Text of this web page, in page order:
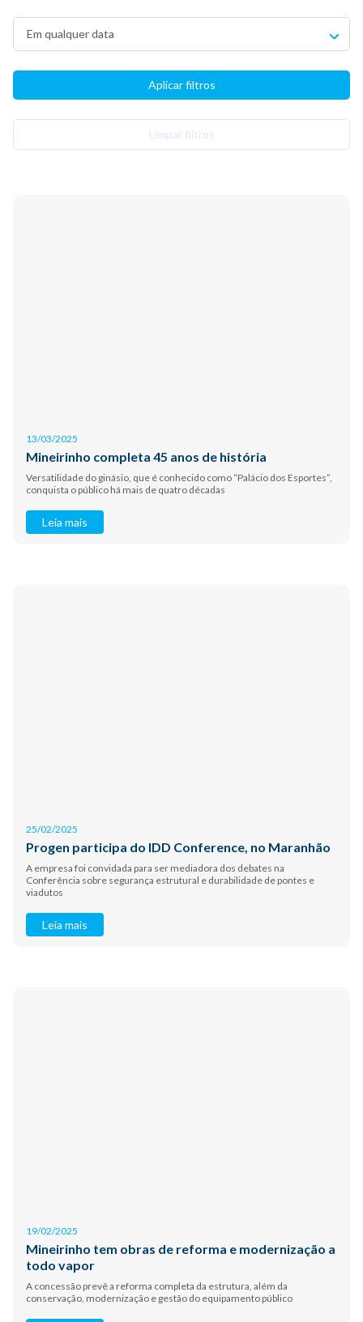
Limpar filtros
13/03/2025
Mineirinho completa 45 anos de história
Versatilidade do ginásio, que é conhecido como “Palácio dos Esportes”,
conquista o público há mais de quatro décadas
Leia mais
25/02/2025
Progen participa do IDD Conference, no Maranhão
A empresa foi convidada para ser mediadora dos debates na
Conferência sobre segurança estrutural e durabilidade de pontes e
viadutos
Leia mais
19/02/2025
Mineirinho tem obras de reforma e modernização a
todo vapor
A concessão prevê a reforma completa da estrutura, além da
conservação, modernização e gestão do equipamento público